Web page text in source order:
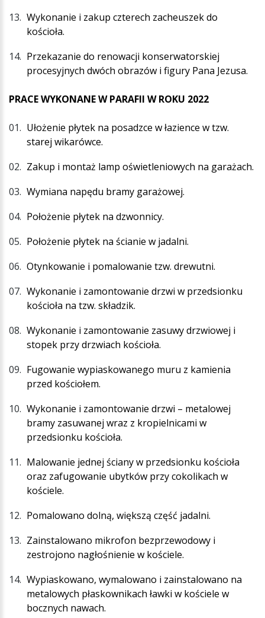
Wykonanie i zakup czterech zacheuszek do
kościoła.
Przekazanie do renowacji konserwatorskiej
procesyjnych dwóch obrazów i figury Pana Jezusa.
PRACE WYKONANE W PARAFII W ROKU 2022
Ułożenie płytek na posadzce w łazience w tzw.
starej wikarówce.
Zakup i montaż lamp oświetleniowych na garażach.
Wymiana napędu bramy garażowej.
Położenie płytek na dzwonnicy.
Położenie płytek na ścianie w jadalni.
Otynkowanie i pomalowanie tzw. drewutni.
Wykonanie i zamontowanie drzwi w przedsionku
kościoła na tzw. składzik.
Wykonanie i zamontowanie zasuwy drzwiowej i
stopek przy drzwiach kościoła.
Fugowanie wypiaskowanego muru z kamienia
przed kościołem.
Wykonanie i zamontowanie drzwi – metalowej
bramy zasuwanej wraz z kropielnicami w
przedsionku kościoła.
Malowanie jednej ściany w przedsionku kościoła
oraz zafugowanie ubytków przy cokolikach w
kościele.
Pomalowano dolną, większą część jadalni.
Zainstalowano mikrofon bezprzewodowy i
zestrojono nagłośnienie w kościele.
Wypiaskowano, wymalowano i zainstalowano na
metalowych płaskownikach ławki w kościele w
bocznych nawach.